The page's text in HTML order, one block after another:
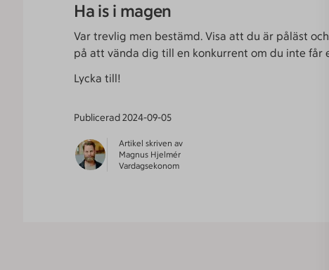
Ha is i magen
Var trevlig men bestämd. Visa att du är påläst
på att vända dig till en konkurrent om du inte får
Lycka till!
Publicerad2024-09-05
Artikel skriven av
Magnus Hjelmér
Vardagsekonom